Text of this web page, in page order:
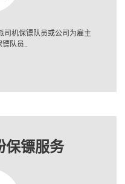
司机保镖队员或公司为雇主
镖队员..
保镖服务